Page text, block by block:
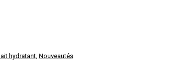
lait hydratant, Nouveautés